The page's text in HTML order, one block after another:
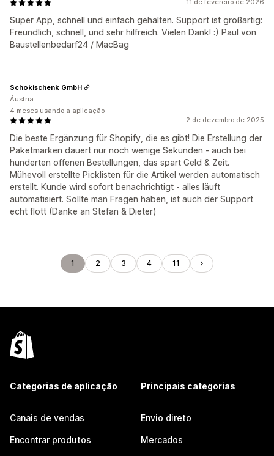
11 de fevereiro de 2026
Super App, schnell und einfach gehalten. Support ist großartig:
Freundlich, schnell, und sehr hilfreich. Vielen Dank! :) Paul von
Baustellenbedarf24 / MacBag
2 de dezembro de 2025
Die beste Ergänzung für Shopify, die es gibt! Die Erstellung der
Paketmarken dauert nur noch wenige Sekunden - auch bei
hunderten offenen Bestellungen, das spart Geld & Zeit.
Mühevoll erstellte Picklisten für die Artikel werden automatisch
erstellt. Kunde wird sofort benachrichtigt - alles läuft
automatisiert. Sollte man Fragen haben, ist auch der Support
echt flott (Danke an Stefan & Dieter)
Schokischenk GmbH
Áustria
4 meses usando a aplicação
1 2 3 4 11
Categorias de aplicação
Canais de vendas
Encontrar produtos
Principais categorias
Envio direto
Mercados